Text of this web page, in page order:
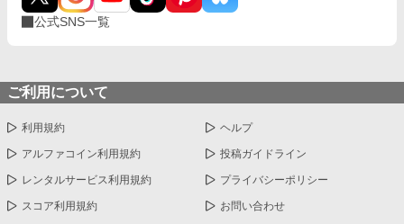
公式SNS一覧
ご利用について
利用規約 ヘルプ
アルファコイン利用規約 投稿ガイドライン
レンタルサービス利用規約 プライバシーポリシー
スコア利用規約 お問い合わせ